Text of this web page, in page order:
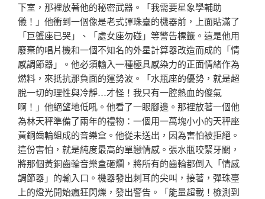
下室，那裡放著他的秘密武器。「我需要星象學輔助
儀！」他衝到一個像是老式彈珠臺的機器前，上面貼滿了
「巨蟹座已哭」、「處女座勿碰」等警告標籤。這是他用
廢棄的唱片機和一個不知名的外星計算器改造而成的「情
感調節器」。他必須輸入一種極具感染力的正面情緒作為
燃料，來抵抗那負面的運勢波。「水瓶座的優勢，就是超
脫一切的理性與冷靜…才怪！我只有一腔熱血的傻氣
啊！」他絕望地低吼。他看了一眼腳邊。那裡放著一個他
為林天秤準備了兩年的禮物：一個用一萬塊小小的天秤座
黃銅齒輪組成的音樂盒。他從未送出，因為害怕被拒絕。
這份害怕，就是純度最高的單戀情感。張水瓶咬緊牙關，
將那個黃銅齒輪音樂盒砸爛，將所有的齒輪都倒入「情感
調節器」的輸入口。機器發出刺耳的尖叫，接著，彈珠臺
上的燈光開始瘋狂閃爍，發出警告。「能量超載！檢測到